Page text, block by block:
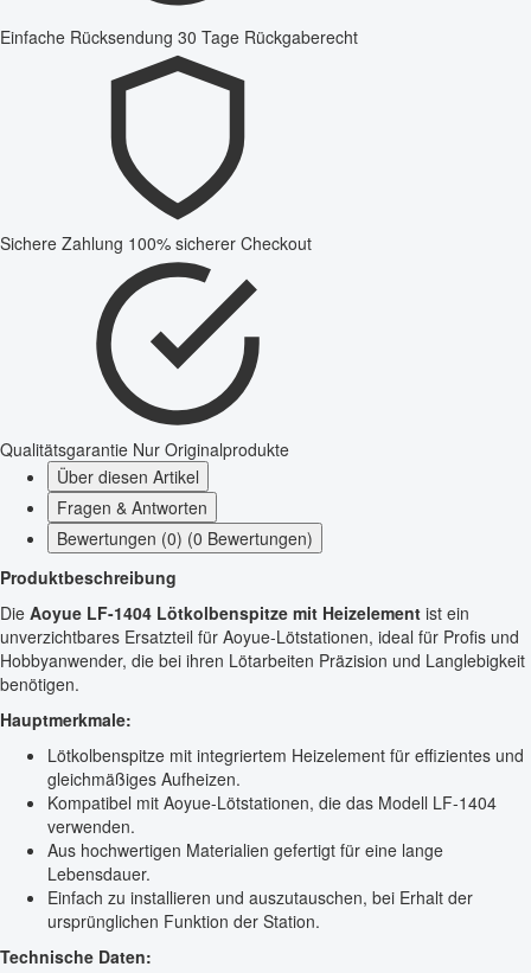
Einfache Rücksendung 30 Tage Rückgaberecht
Sichere Zahlung 100% sicherer Checkout
Qualitätsgarantie Nur Originalprodukte
Über diesen Artikel
Fragen & Antworten
Bewertungen (0) (0 Bewertungen)
Produktbeschreibung
Die Aoyue LF-1404 Lötkolbenspitze mit Heizelement ist ein
unverzichtbares Ersatzteil für Aoyue-Lötstationen, ideal für Profis und
Hobbyanwender, die bei ihren Lötarbeiten Präzision und Langlebigkeit
benötigen.
Hauptmerkmale:
Lötkolbenspitze mit integriertem Heizelement für effizientes und
gleichmäßiges Aufheizen.
Kompatibel mit Aoyue-Lötstationen, die das Modell LF-1404
verwenden.
Aus hochwertigen Materialien gefertigt für eine lange
Lebensdauer.
Einfach zu installieren und auszutauschen, bei Erhalt der
ursprünglichen Funktion der Station.
Technische Daten: